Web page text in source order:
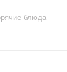
блюда —